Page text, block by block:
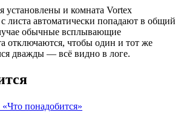
установлены и комната Vortex
листа автоматически попадают в общий
обычные всплывающие
отключаются, чтобы один и тот же
дважды — всё видно в логе.
«Что понадобится»